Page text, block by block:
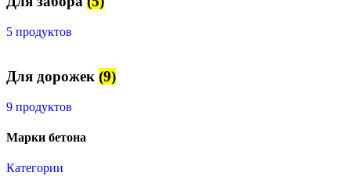
5 продуктов
Для дорожек (9)
9 продуктов
Марки бетона
Категории